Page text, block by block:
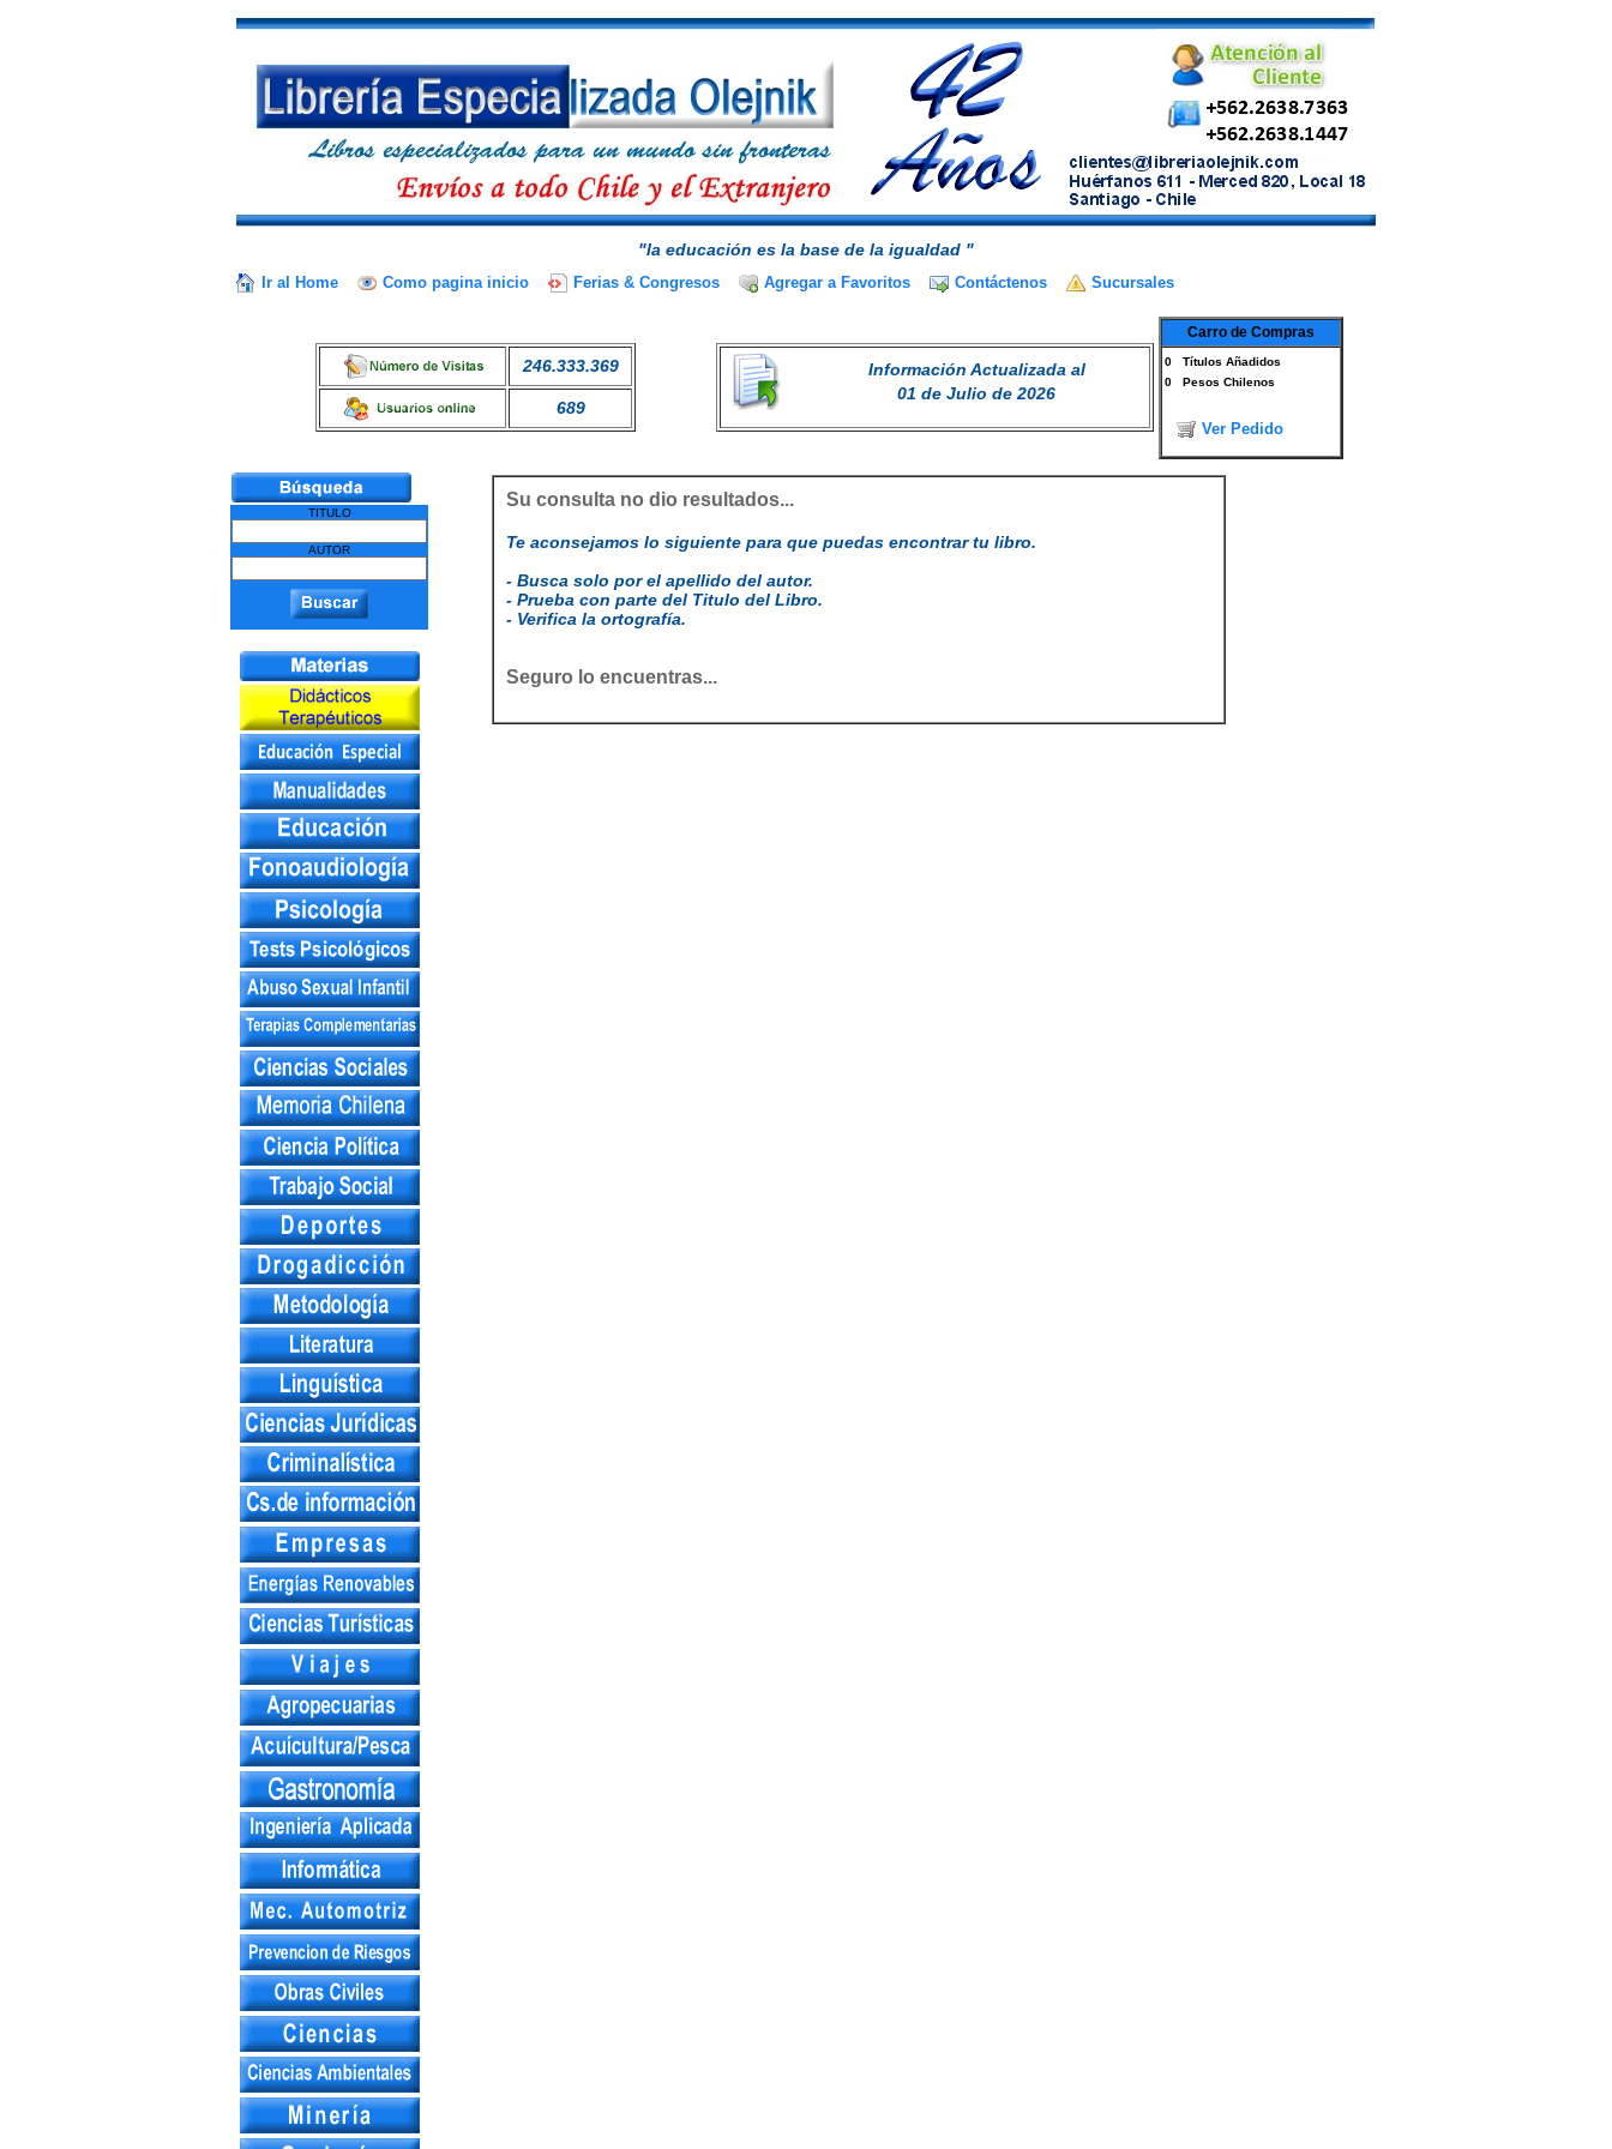
"la educación es la base de la igualdad "
Ir al Home Como pagina inicio Ferias & Congresos Agregar a Favoritos Contáctenos Sucursales
246.333.369
689
Información Actualizada al
01 de Julio de 2026
Carro de Compras
0 Títulos Añadidos
0 Pesos Chilenos
Ver Pedido
TITULO
AUTOR
Su consulta no dio resultados...
Te aconsejamos lo siguiente para que puedas encontrar tu libro.
- Busca solo por el apellido del autor.
- Prueba con parte del Titulo del Libro.
- Verifica la ortografía.
Seguro lo encuentras...